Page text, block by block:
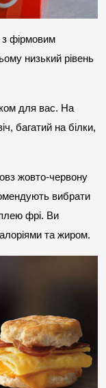
з фірмовим
низький рівень
для вас. На
багатий на білки,
жовто-червону
вибрати
фрі. Ви
та жиром.